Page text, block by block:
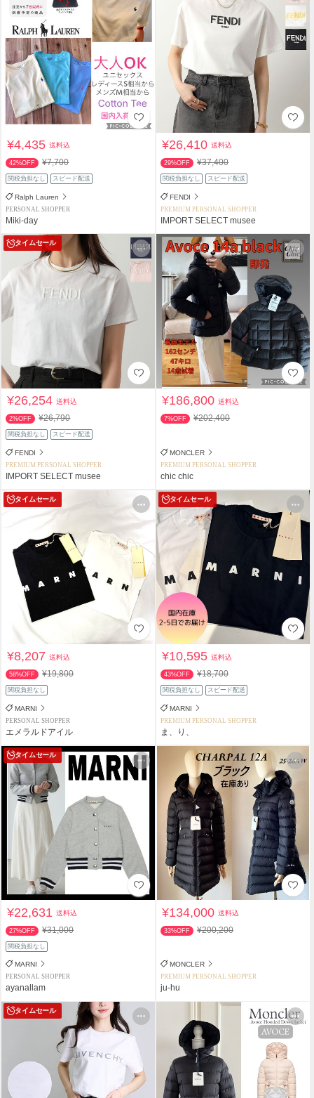
¥4,435送料込
42%OFF ¥7,700
関税負担なし スピード配送
Ralph Lauren
PERSONAL SHOPPER
Miki-day
¥26,410送料込
29%OFF ¥37,400
関税負担なし スピード配送
FENDI
PREMIUM PERSONAL SHOPPER
IMPORT SELECT musee
タイムセール
¥26,254送料込
2%OFF ¥26,790
関税負担なし スピード配送
FENDI
PREMIUM PERSONAL SHOPPER
IMPORT SELECT musee
¥186,800送料込
7%OFF ¥202,400
MONCLER
PREMIUM PERSONAL SHOPPER
chic chic
タイムセール
¥8,207送料込
58%OFF ¥19,800
関税負担なし
MARNI
PERSONAL SHOPPER
エメラルドアイル
タイムセール
¥10,595送料込
43%OFF ¥18,700
関税負担なし スピード配送
MARNI
PREMIUM PERSONAL SHOPPER
ま、り、
タイムセール
¥22,631送料込
27%OFF ¥31,000
関税負担なし
MARNI
PERSONAL SHOPPER
ayanallam
¥134,000送料込
33%OFF ¥200,200
MONCLER
PREMIUM PERSONAL SHOPPER
ju-hu
タイムセール